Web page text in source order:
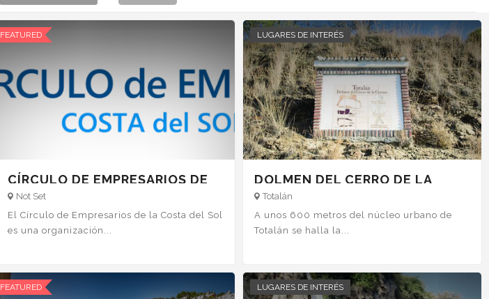
FEATURED
CÍRCULO DE EMPRESARIOS DE
LA COSTA DEL SOL
Not Set
El Círculo de Empresarios de la Costa del Sol
es una organización...
LUGARES DE INTERÉS
DOLMEN DEL CERRO DE LA
CORONA
Totalán
A unos 600 metros del núcleo urbano de
Totalán se halla la...
FEATURED LUGARES DE INTERÉS